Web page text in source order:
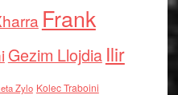
Frank
Gezim Llojdia Ilir
Zylo Kolec Traboini